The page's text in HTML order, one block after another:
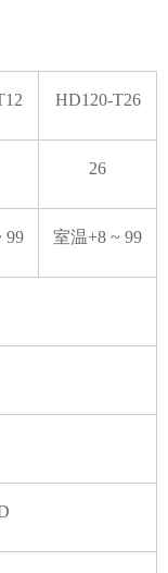
HD120-T26
26
99 室温+8 ~ 99